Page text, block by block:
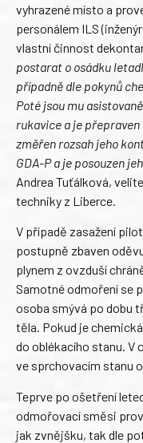
vyhrazené místo a
personálem ILS
vlastní činnost
postarat o osádku
případně dle pokynů
Poté jsou mu
rukavice a je
změřen rozsah jeho
GDA-P a je posouzen
Andrea Tuťálková,
techniky z Liberce.
V případě zasažení
postupně zbaven
plynem z ovzduší
Samotné odmoření se
osoba smývá po dobu
těla. Pokud je
do oblékacího stanu. V
ve sprchovacím stanu
Teprve po ošetření
odmořovací směsi
jak zvnějšku, tak dle